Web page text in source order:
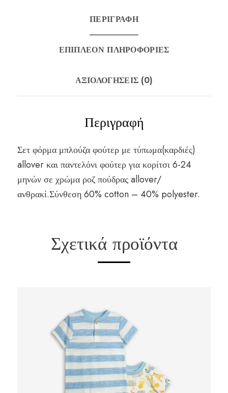
ΠΕΡΙΓΡΑΦΉ
ΕΠΙΠΛΈΟΝ ΠΛΗΡΟΦΟΡΊΕΣ
ΑΞΙΟΛΟΓΉΣΕΙΣ (0)
Περιγραφή
Σετ φόρμα μπλούζα φούτερ με τύπωμα(καρδιές)
allover και παντελόνι φούτερ για κορίτσι 6-24
μηνών σε χρώμα ροζ πούδρας allover/
ανθρακί.Σύνθεση 60% cotton – 40% polyester.
Σχετικά προϊόντα